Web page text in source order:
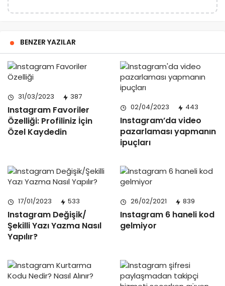
BENZER YAZILAR
31/03/2023 387
Instagram Favoriler
Özelliği: Profiliniz İçin
Özel Kaydedin
02/04/2023 443
Instagram’da video
pazarlaması yapmanın
ipuçları
17/01/2023 533
Instagram Değişik/
Şekilli Yazı Yazma Nasıl
Yapılır?
26/02/2021 839
Instagram 6 haneli kod
gelmiyor